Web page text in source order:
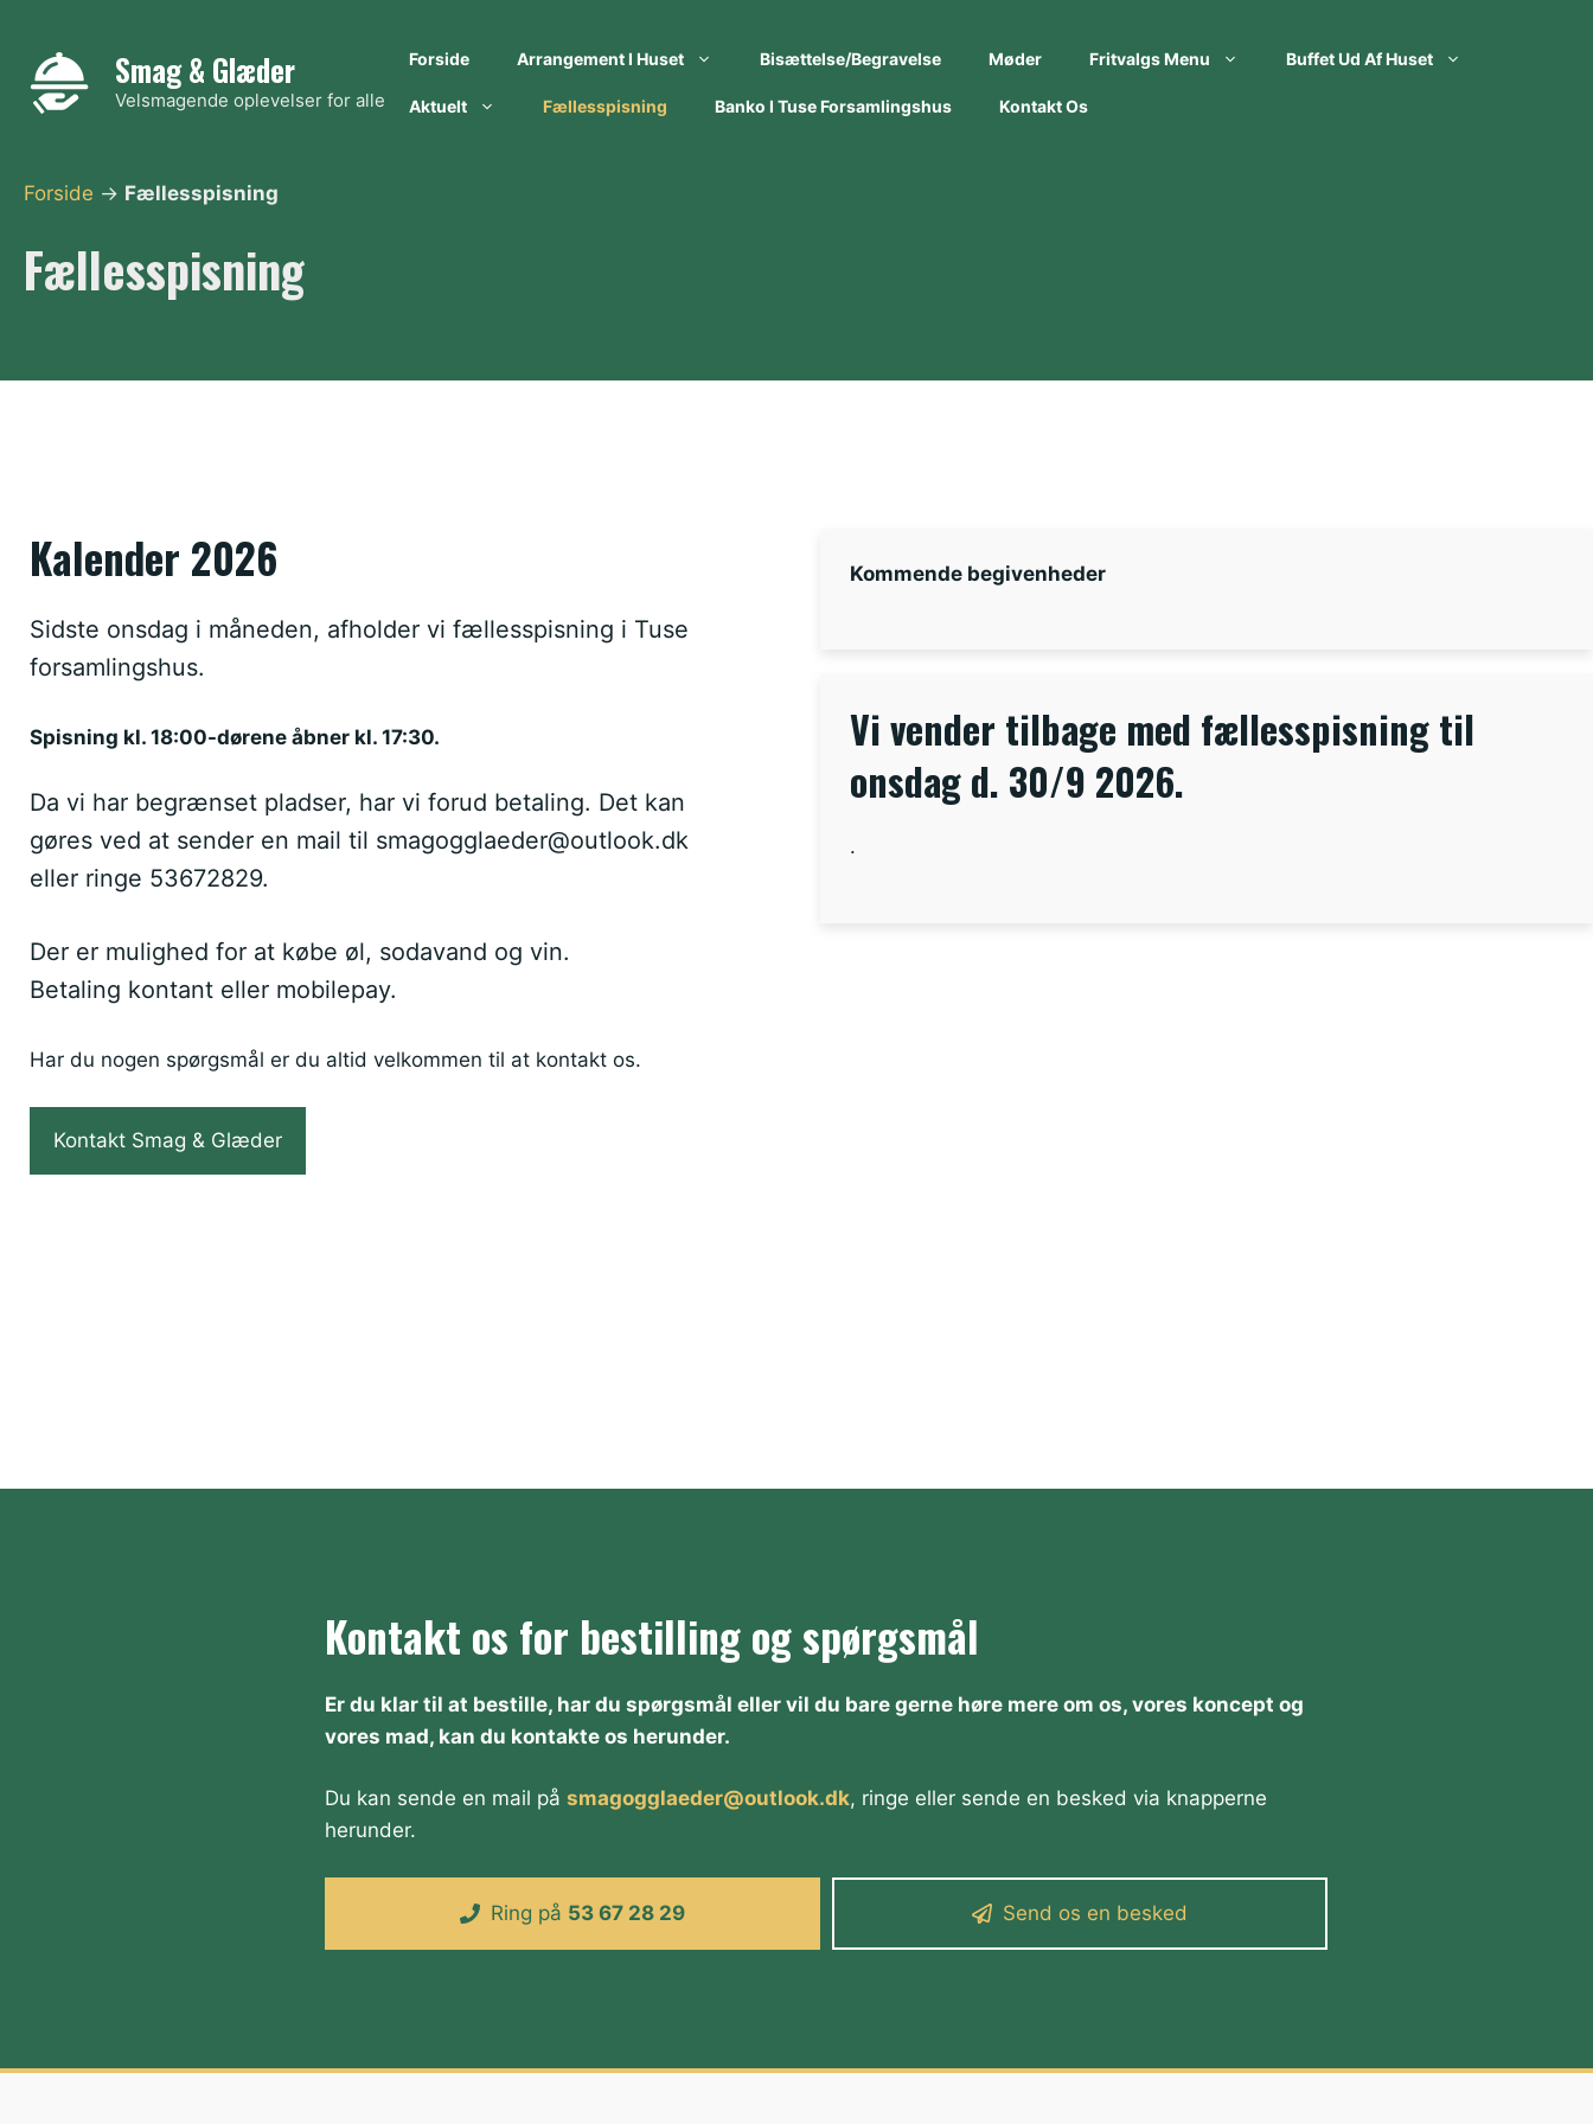
indhold
Smag & Glæder
Velsmagende oplevelser for alle
Forside Arrangement I Huset Bisættelse/begravelse Møder Fritvalgs Menu Buffet Ud Af Huset
Aktuelt Fællesspisning Banko I Tuse Forsamlingshus Kontakt Os
Forside → Fællesspisning
Fællesspisning
Kalender 2026
Sidste onsdag i måneden, afholder vi fællesspisning i Tuse
forsamlingshus.
Spisning kl. 18:00-dørene åbner kl. 17:30.
Da vi har begrænset pladser, har vi forud betaling. Det kan
gøres ved at sender en mail til smagogglaeder@outlook.dk
eller ringe 53672829.
Der er mulighed for at købe øl, sodavand og vin.
Betaling kontant eller mobilepay.
Har du nogen spørgsmål er du altid velkommen til at kontakt os.
Kontakt Smag & Glæder
Kommende begivenheder
Vi vender tilbage med fællesspisning til
onsdag d. 30/9 2026.
.
Kontakt os for bestilling og spørgsmål
Er du klar til at bestille, har du spørgsmål eller vil du bare gerne høre mere om os, vores koncept og
vores mad, kan du kontakte os herunder.
Du kan sende en mail påsmagogglaeder@outlook.dk, ringe eller sende en besked via knapperne
herunder.
Ring på 53 67 28 29 Send os en besked